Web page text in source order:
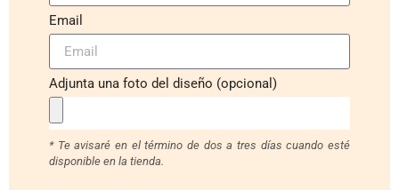
Email
Adjunta una foto del diseño (opcional)
* Te avisaré en el término de dos a tres días cuando esté
disponible en la tienda.